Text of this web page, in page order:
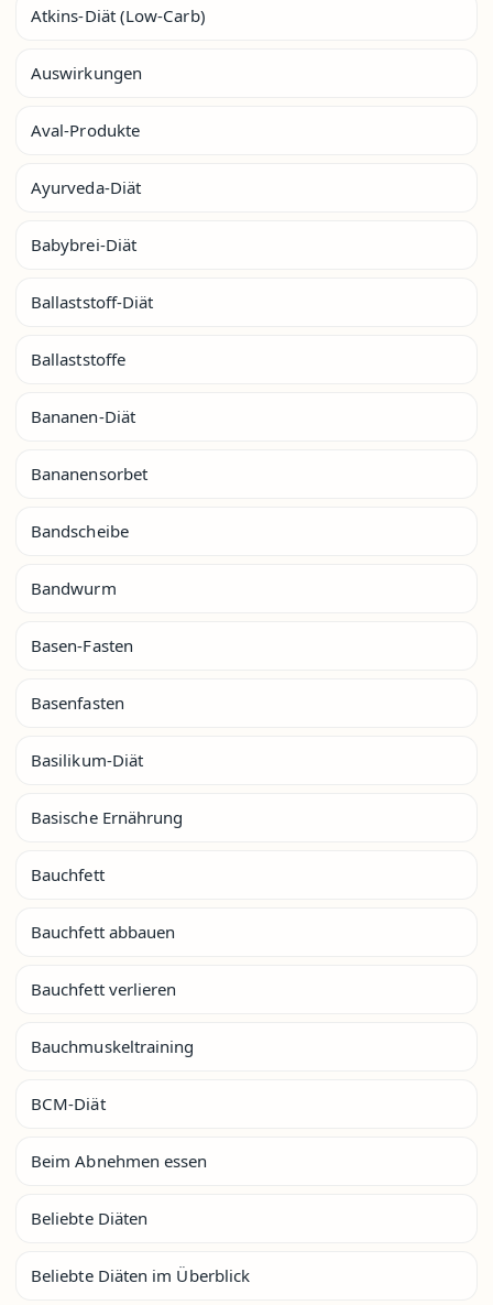
Atkins-Diät (Low-Carb)
Auswirkungen
Aval-Produkte
Ayurveda-Diät
Babybrei-Diät
Ballaststoff-Diät
Ballaststoffe
Bananen-Diät
Bananensorbet
Bandscheibe
Bandwurm
Basen-Fasten
Basenfasten
Basilikum-Diät
Basische Ernährung
Bauchfett
Bauchfett abbauen
Bauchfett verlieren
Bauchmuskeltraining
BCM-Diät
Beim Abnehmen essen
Beliebte Diäten
Beliebte Diäten im Überblick